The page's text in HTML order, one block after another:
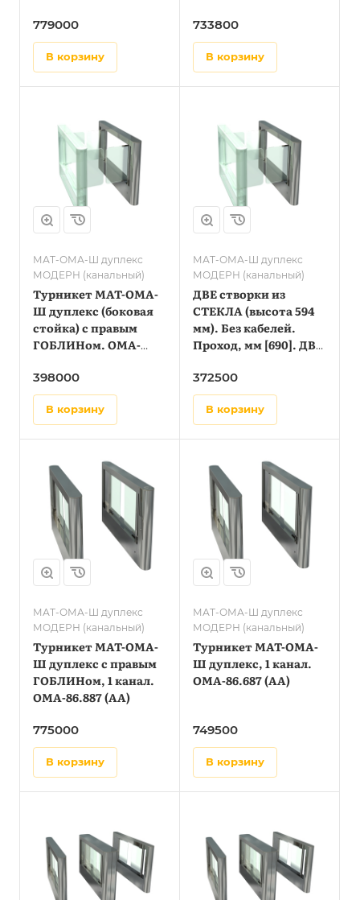
779000
в корзину
86.687 (AW)
733800
в корзину
МАТ-ОМА-Ш дуплекс
МОДЕРН (канальный)
Турникет МАТ-ОМА-
Ш дуплекс (боковая
стойка) с правым
ГОБЛИНом. OMA-
398000
в корзину
МАТ-ОМА-Ш дуплекс
МОДЕРН (канальный)
ДВЕ створки из
СТЕКЛА (высота 594
мм). Без кабелей.
Проход, мм [690]. ДВЕ
(высота 594 мм). Без
кабелей.
372500
в корзину
МАТ-ОМА-Ш дуплекс
МОДЕРН (канальный)
Турникет МАТ-ОМА-
Ш дуплекс с правым
ГОБЛИНом, 1 канал.
OMA-86.887 (AA)
775000
в корзину
МАТ-ОМА-Ш дуплекс
МОДЕРН (канальный)
Турникет МАТ-ОМА-
Ш дуплекс, 1 канал.
OMA-86.687 (AA)
749500
в корзину